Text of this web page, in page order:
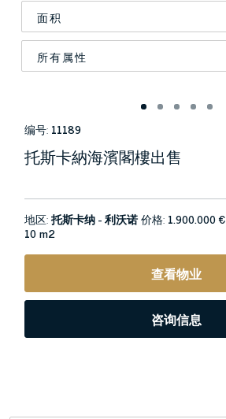
编号: 11189
托斯卡納海濱閣樓出售
地区:托斯卡纳 - 利沃诺价格: 1.900.000 €
10 m2
查看物业
咨询信息